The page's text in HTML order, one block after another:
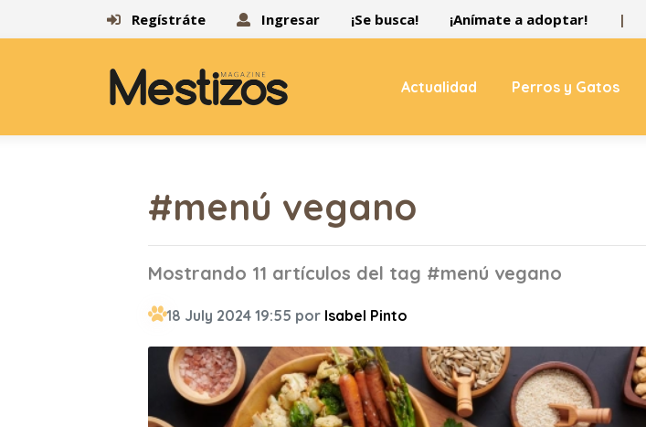
Regístráte Ingresar ¡Se busca! ¡Anímate a adoptar! |
Actualidad Perros y Gatos
#menú vegano
Mostrando 11 artículos del tag #menú vegano
18 July 2024 19:55 por Isabel Pinto